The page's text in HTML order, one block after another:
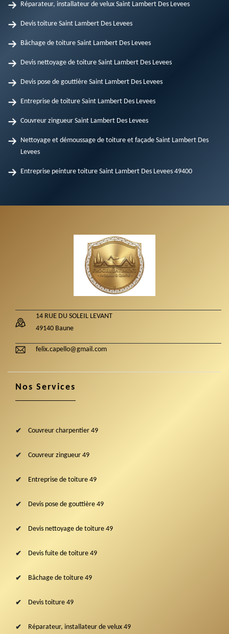
Réparateur, installateur de velux Saint Lambert Des Levees
Devis toiture Saint Lambert Des Levees
Bâchage de toiture Saint Lambert Des Levees
Devis nettoyage de toiture Saint Lambert Des Levees
Devis pose de gouttière Saint Lambert Des Levees
Entreprise de toiture Saint Lambert Des Levees
Couvreur zingueur Saint Lambert Des Levees
Nettoyage et démoussage de toiture et façade Saint Lambert Des
Levees
Entreprise peinture toiture Saint Lambert Des Levees 49400
14 RUE DU SOLEIL LEVANT
49140 Baune
felix.capello@gmail.com
Nos Services
Couvreur charpentier 49
Couvreur zingueur 49
Entreprise de toiture 49
Devis pose de gouttière 49
Devis nettoyage de toiture 49
Devis fuite de toiture 49
Bâchage de toiture 49
Devis toiture 49
Réparateur, installateur de velux 49